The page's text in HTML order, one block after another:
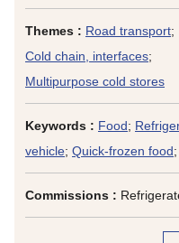
Themes : Road transport;
Cold chain, interfaces;
Multipurpose cold stores
Keywords : Food;
vehicle; Quick-frozen food;
Commissions :